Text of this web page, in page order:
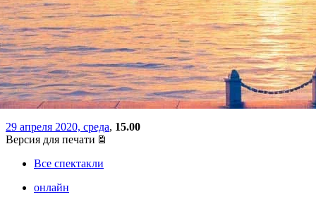
«Зазеркалье» покажет
даосскую притчу в двух
действиях и четырех
превращениях
29 апреля 2020, среда, 15.00
Версия для печати
Все спектакли
онлайн